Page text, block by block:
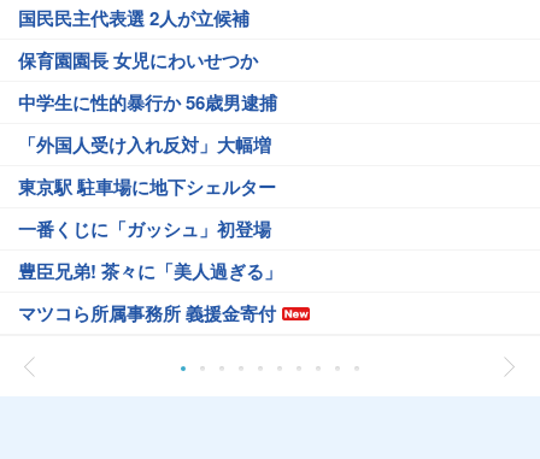
国民民主代表選 2人が立候補
保育園園長 女児にわいせつか
中学生に性的暴行か 56歳男逮捕
「外国人受け入れ反対」大幅増
東京駅 駐車場に地下シェルター
一番くじに「ガッシュ」初登場
豊臣兄弟! 茶々に「美人過ぎる」
マツコら所属事務所 義援金寄付